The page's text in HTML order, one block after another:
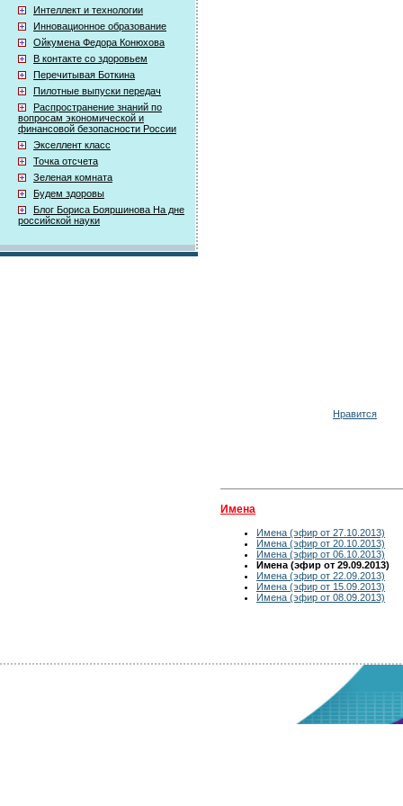
Интеллект и технологии
Инновационное образование
Ойкумена Федора Конюхова
В контакте со здоровьем
Перечитывая Боткина
Пилотные выпуски передач
Распространение знаний по
вопросам экономической и
финансовой безопасности России
Экселлент класс
Точка отсчета
Зеленая комната
Будем здоровы
Блог Бориса Бояршинова На дне
российской науки
Нравится
Имена
Имена (эфир от 27.10.2013)
Имена (эфир от 20.10.2013)
Имена (эфир от 06.10.2013)
Имена (эфир от 29.09.2013)
Имена (эфир от 22.09.2013)
Имена (эфир от 15.09.2013)
Имена (эфир от 08.09.2013)